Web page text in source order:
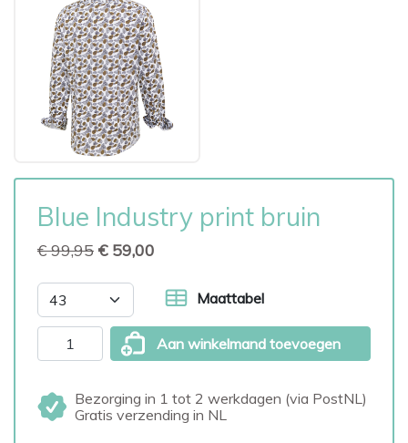
Blue Industry print bruin
€ 99,95 € 59,00
Maattabel
Aan winkelmand toevoegen
Bezorging in 1 tot 2 werkdagen (via PostNL)
Gratis verzending in NL